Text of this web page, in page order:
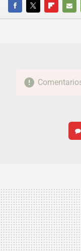
FACEBOOKTWITTERFLIPBOARD
E-